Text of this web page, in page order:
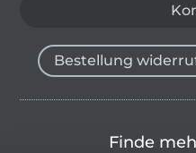
Bestellung
Finde